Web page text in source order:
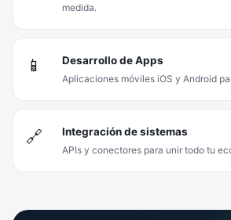
medida.
📱 Desarrollo de Apps
Aplicaciones móviles iOS y Android
🔗 Integración de sistemas
APIs y conectores para unir todo tu